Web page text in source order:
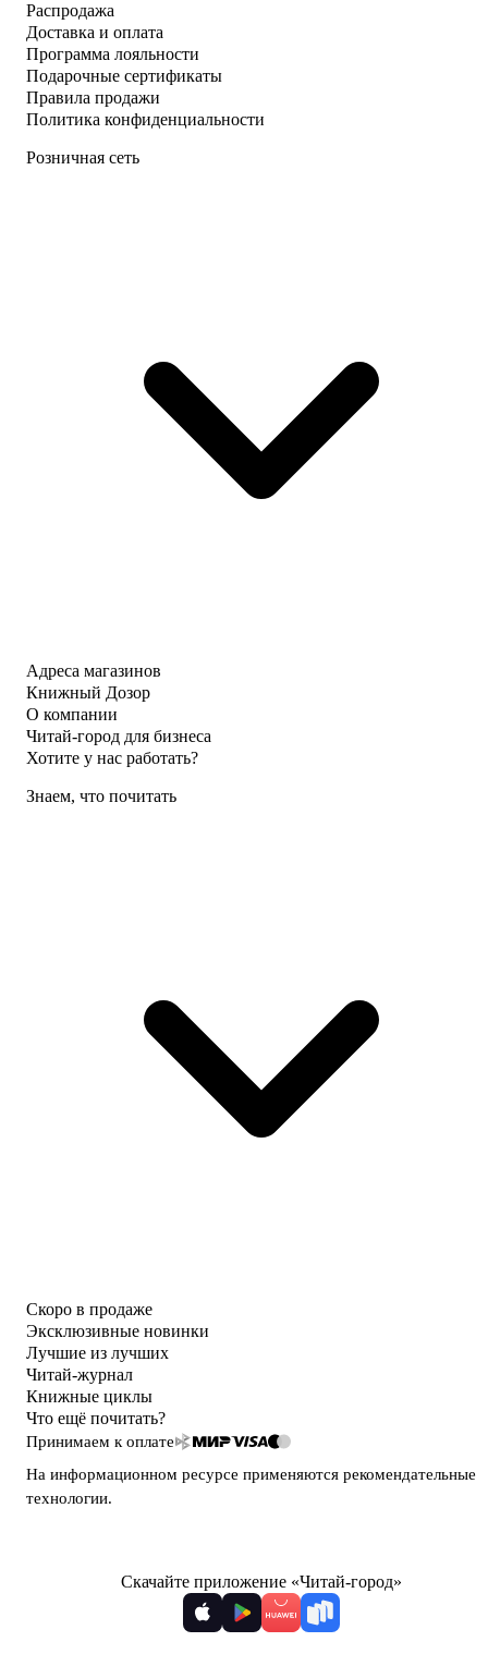
Распродажа
Доставка и оплата
Программа лояльности
Подарочные сертификаты
Правила продажи
Политика конфиденциальности
Розничная сеть
Адреса магазинов
Книжный Дозор
О компании
Читай-город для бизнеса
Хотите у нас работать?
Знаем, что почитать
Скоро в продаже
Эксклюзивные новинки
Лучшие из лучших
Читай-журнал
Книжные циклы
Что ещё почитать?
Принимаем к оплате
На информационном ресурсе применяются рекомендательные
технологии.
Скачайте приложение «Читай-город»